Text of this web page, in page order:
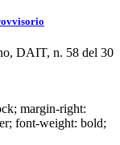
DAIT, n. 58 del 30
margin-right:
font-weight: bold;